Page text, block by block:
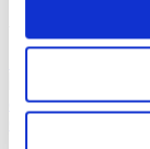
Affiche -
en VooDoo Club.